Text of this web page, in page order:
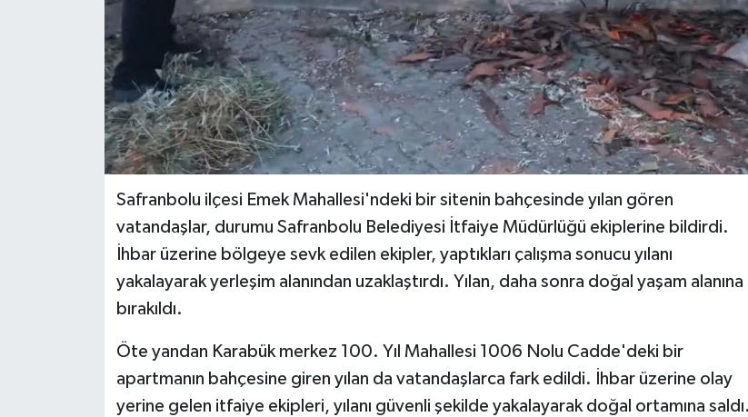
Safranbolu ilçesi Emek Mahallesi'ndeki bir sitenin bahçesinde yılan gören
vatandaşlar, durumu Safranbolu Belediyesi İtfaiye Müdürlüğü ekiplerine bildirdi.
İhbar üzerine bölgeye sevk edilen ekipler, yaptıkları çalışma sonucu yılanı
yakalayarak yerleşim alanından uzaklaştırdı. Yılan, daha sonra doğal yaşam alanına
bırakıldı.
Öte yandan Karabük merkez 100. Yıl Mahallesi 1006 Nolu Cadde'deki bir
apartmanın bahçesine giren yılan da vatandaşlarca fark edildi. İhbar üzerine olay
yerine gelen itfaiye ekipleri, yılanı güvenli şekilde yakalayarak doğal ortamına saldı.